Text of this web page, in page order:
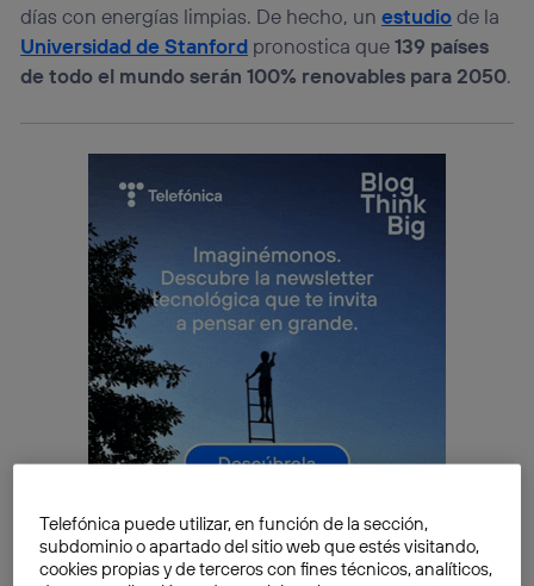
días con energías limpias. De hecho, unestudiode la
Universidad de Stanford pronostica que139 países
de todo el mundo serán 100% renovables para 2050.
Telefónica puede utilizar, en función de la sección,
subdominio o apartado del sitio web que estés visitando,
cookies propias y de terceros con fines técnicos, analíticos,